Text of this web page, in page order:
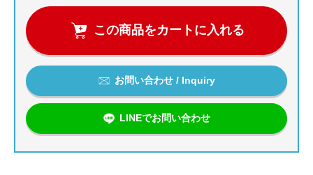
この商品をカートに入れる
お問い合わせ / Inquiry
LINEでお問い合わせ